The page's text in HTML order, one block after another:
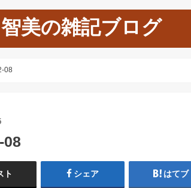
美の雑記ブログ
08
08
ト シェア はてブ